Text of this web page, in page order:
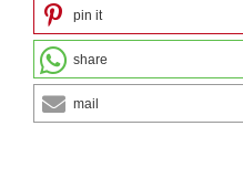
pin it
share
mail